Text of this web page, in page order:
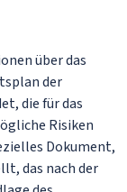
über das
der
die für das
Risiken
Dokument,
das nach der